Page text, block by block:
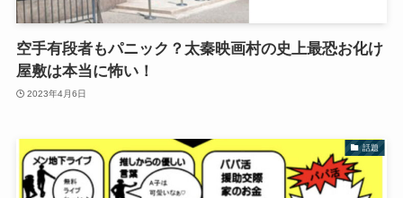
空手有段者もパニック？太秦映画村の史上最恐お化け
屋敷は本当に怖い！
2023年4月6日
話題